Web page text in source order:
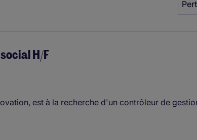
H/F
est à la recherche d'un contrôleur de